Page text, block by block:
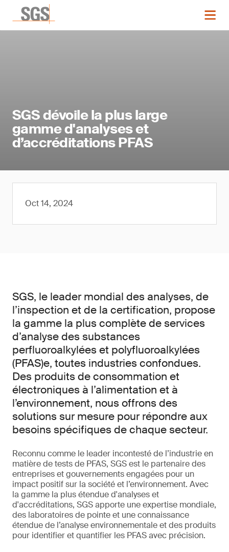
SGS dévoile la plus large
gamme d'analyses et
d’accréditations PFAS
Oct 14, 2024
SGS, le leader mondial des analyses, de
l’inspection et de la certification, propose
la gamme la plus complète de services
d’analyse des substances
perfluoroalkylées et polyfluoroalkylées
(PFAS)e, toutes industries confondues.
Des produits de consommation et
électroniques à l’alimentation et à
l’environnement, nous offrons des
solutions sur mesure pour répondre aux
besoins spécifiques de chaque secteur.
Reconnu comme le leader incontesté de l’industrie en
matière de tests de PFAS, SGS est le partenaire des
entreprises et gouvernements engagées pour un
impact positif sur la société et l’environnement. Avec
la gamme la plus étendue d'analyses et
d'accréditations, SGS apporte une expertise mondiale,
des laboratoires de pointe et une connaissance
étendue de l’analyse environnementale et des produits
pour identifier et quantifier les PFAS avec précision.